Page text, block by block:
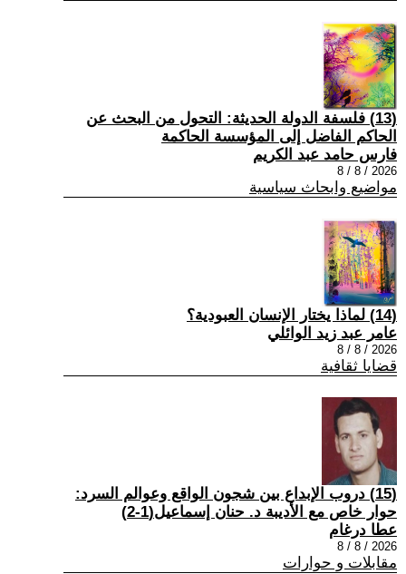
(13) فلسفة الدولة الحديثة: التحول من البحث عن
الحاكم الفاضل إلى المؤسسة الحاكمة
فارس حامد عبد الكريم
2026 / 8 / 8
مواضيع وابحاث سياسية
(14) لماذا يختار الإنسان العبودية؟
عامر عبد زيد الوائلي
2026 / 8 / 8
قضايا ثقافية
(15) دروب الإبداع بين شجون الواقع وعوالم السرد:
حوار خاص مع الأديبة د. حنان إسماعيل(1-2)
عطا درغام
2026 / 8 / 8
مقابلات و حوارات